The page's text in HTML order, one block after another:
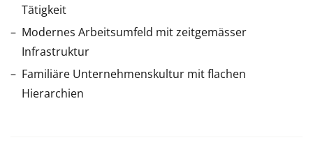
Tätigkeit
Modernes Arbeitsumfeld mit zeitgemässer
Infrastruktur
Familiäre Unternehmenskultur mit flachen
Hierarchien